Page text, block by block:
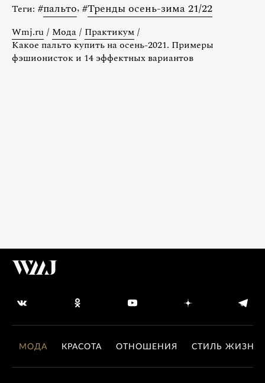
Теги: #пальто, #Тренды осень-зима 21/22
Wmj.ru / Мода / Практикум /
Какое пальто купить на осень-2021. Примеры
фэшионисток и 14 эффектных вариантов
МОДА КРАСОТА ОТНОШЕНИЯ СТИЛЬ ЖИЗНИ